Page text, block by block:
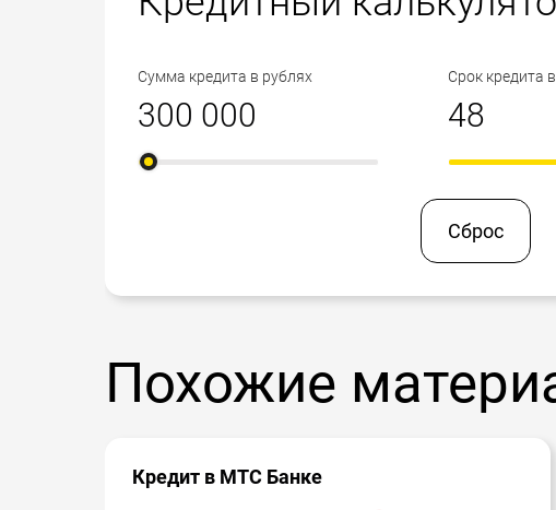
Сумма кредита в рублях Срок кредита
Сброс
Похожие
Кредит в МТС Банке